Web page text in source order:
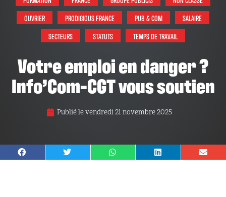
OUVRIER
PRODIGIOUS FRANCE PUB & COM
SALAIRE
SECTEURS
STATUTS TEMPS DE TRAVAIL
Votre emploi en danger ?
Info’Com-CGT vous soutien
Publié levendredi 21 novembre 2025